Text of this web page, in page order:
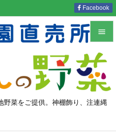
野菜をご提供。神棚飾り、注連縄


メニュ

サイド

Facebook